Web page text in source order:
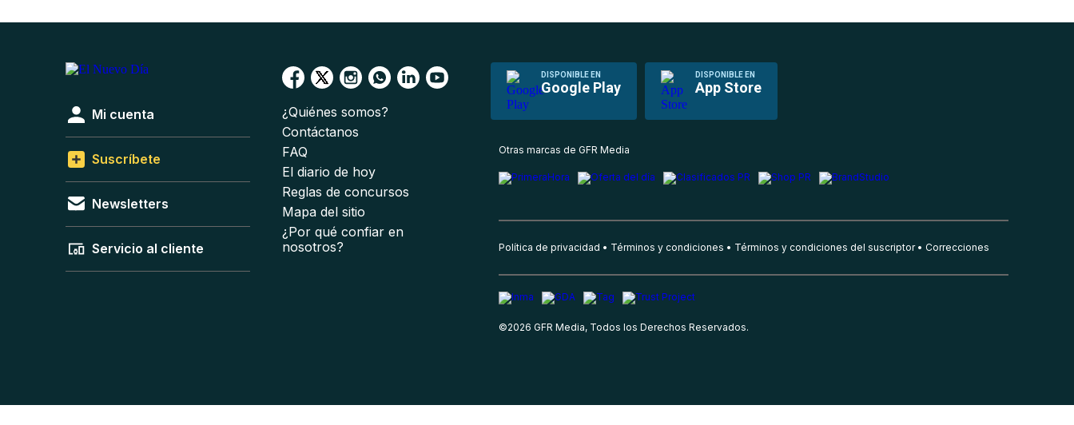
DISPONIBLE EN
Google Play
DISPONIBLE EN
App Store
Mi cuenta
Suscríbete
Newsletters
Servicio al cliente
¿Quiénes somos?
Contáctanos
FAQ
El diario de hoy
Reglas de concursos
Mapa del sitio
¿Por qué confiar en
nosotros?
Otras marcas de GFR Media
Política de privacidad Términos y condiciones Términos y condiciones del suscriptor Correcciones
©2026 GFR Media, Todos los Derechos Reservados.